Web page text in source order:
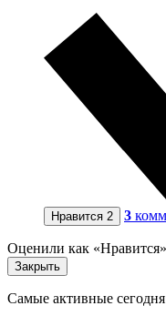
Нравится 2 3
Оценили как «Нравится»
Закрыть
Самые активные сегодня